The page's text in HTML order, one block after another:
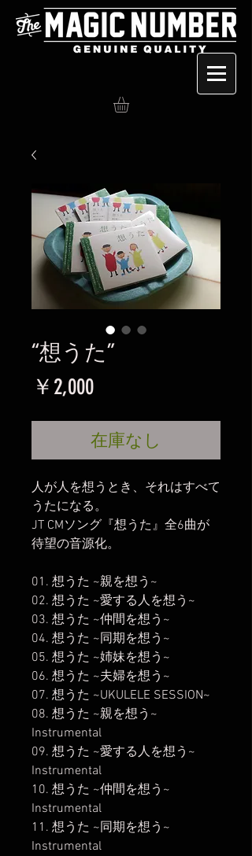
“想うた”
￥2,000価
格
在庫なし
人が人を想うとき、それはすべて
うたになる。
JT CMソング『想うた』全6曲が
待望の音源化。
01. 想うた ~親を想う~
02. 想うた ~愛する人を想う~
03. 想うた ~仲間を想う~
04. 想うた ~同期を想う~
05. 想うた ~姉妹を想う~
06. 想うた ~夫婦を想う~
07. 想うた ~UKULELE SESSION~
08. 想うた ~親を想う~
Instrumental
09. 想うた ~愛する人を想う~
Instrumental
10. 想うた ~仲間を想う~
Instrumental
11. 想うた ~同期を想う~
Instrumental